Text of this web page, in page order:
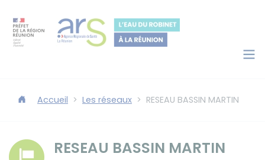
au contenu
Accéder au moteur de recherche
Accueil Les réseaux RESEAU BASSIN MARTIN
RESEAU BASSIN MARTIN